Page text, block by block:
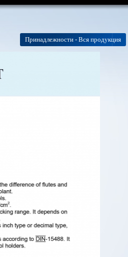
Принадлежности - Вся продукция